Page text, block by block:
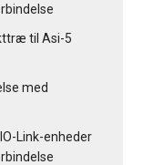
til Asi-5
med
Link-enheder